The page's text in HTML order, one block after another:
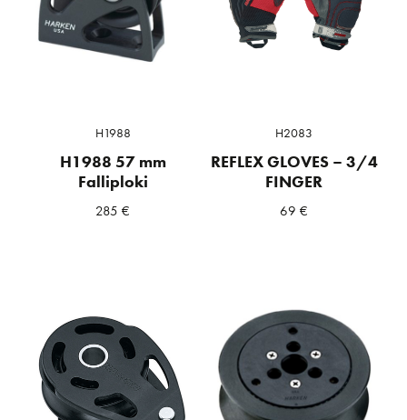
H1988
H1988 57 mm
Falliploki
285€
H2083
REFLEX GLOVES – 3/4
FINGER
69€